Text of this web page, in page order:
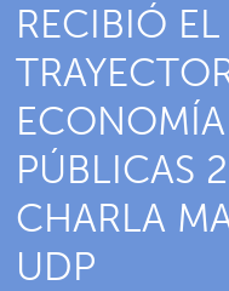
RECIBIÓ
PÚBLICAS
CHARLA
UDP